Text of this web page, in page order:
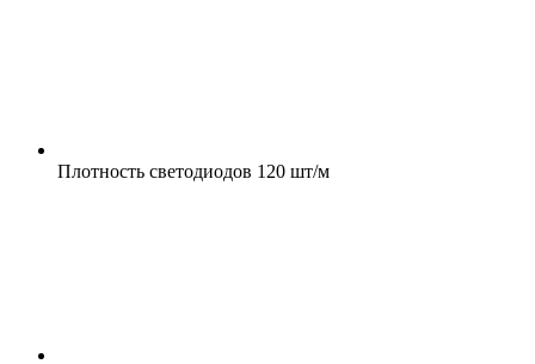
Плотность светодиодов 120 шт/м